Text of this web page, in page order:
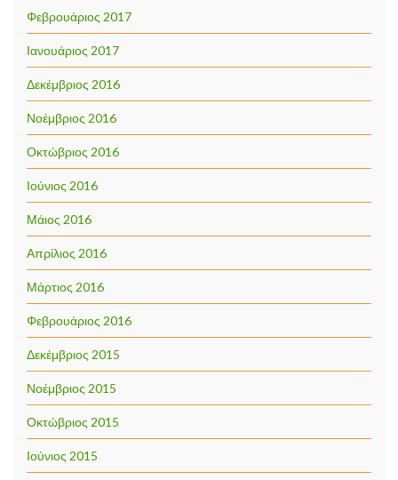
Φεβρουάριος 2017
Ιανουάριος 2017
Δεκέμβριος 2016
Νοέμβριος 2016
Οκτώβριος 2016
Ιούνιος 2016
Μάιος 2016
Απρίλιος 2016
Μάρτιος 2016
Φεβρουάριος 2016
Δεκέμβριος 2015
Νοέμβριος 2015
Οκτώβριος 2015
Ιούνιος 2015